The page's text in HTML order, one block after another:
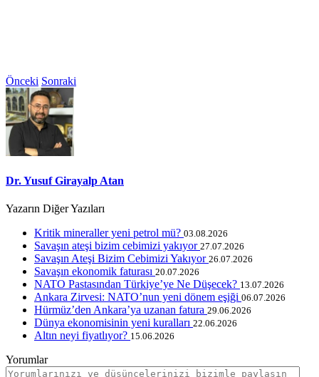
Önceki Sonraki
Dr. Yusuf Girayalp Atan
Yazarın Diğer Yazıları
Kritik mineraller yeni petrol mü? 03.08.2026
Savaşın ateşi bizim cebimizi yakıyor 27.07.2026
Savaşın Ateşi Bizim Cebimizi Yakıyor 26.07.2026
Savaşın ekonomik faturası 20.07.2026
NATO Pastasından Türkiye’ye Ne Düşecek? 13.07.2026
Ankara Zirvesi: NATO’nun yeni dönem eşiği 06.07.2026
Hürmüz’den Ankara’ya uzanan fatura 29.06.2026
Dünya ekonomisinin yeni kuralları 22.06.2026
Altın neyi fiyatlıyor? 15.06.2026
Yorumlar